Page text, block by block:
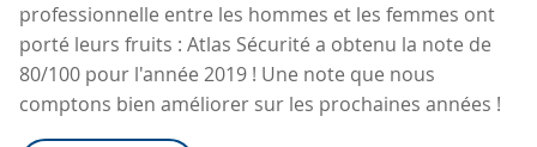
professionnelle entre les hommes et les femmes ont
porté leurs fruits : Atlas Sécurité a obtenu la note de
80/100 pour l'année 2019 ! Une note que nous
comptons bien améliorer sur les prochaines années !